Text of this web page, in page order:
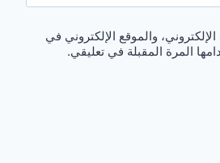
والموقع الإلكتروني في
المرة المقبلة في تعليقي.